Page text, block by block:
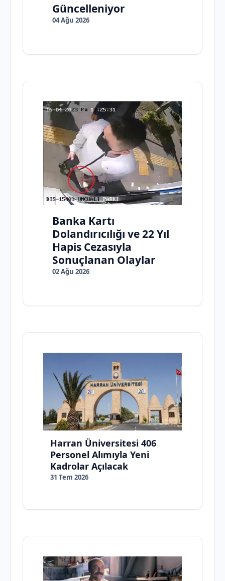
Güncelleniyor
04 Ağu 2026
Banka Kartı
Dolandırıcılığı ve 22 Yıl
Hapis Cezasıyla
Sonuçlanan Olaylar
02 Ağu 2026
Harran Üniversitesi 406
Personel Alımıyla Yeni
Kadrolar Açılacak
31 Tem 2026